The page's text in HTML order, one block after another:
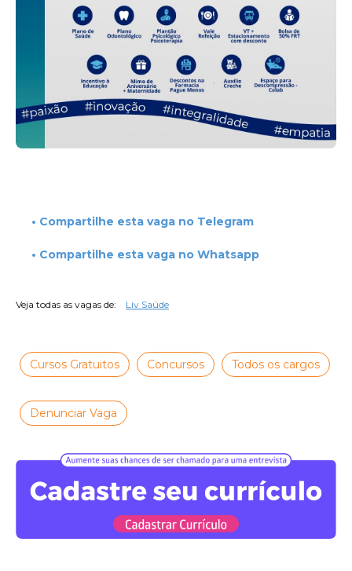
• Compartilhe esta vaga no Telegram
• Compartilhe esta vaga no Whatsapp
Veja todas as vagas de: Liv Saúde
Cursos Gratuitos Concursos Todos os cargos
Denunciar Vaga